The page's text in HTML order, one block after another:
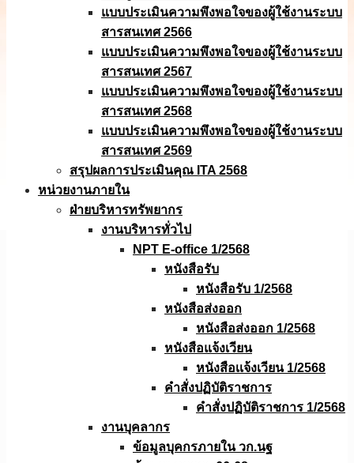
แบบประเมินความพึงพอใจของผู้ใช้งานระบบ
สารสนเทศ 2566
แบบประเมินความพึงพอใจของผู้ใช้งานระบบ
สารสนเทศ 2567
แบบประเมินความพึงพอใจของผู้ใช้งานระบบ
สารสนเทศ 2568
แบบประเมินความพึงพอใจของผู้ใช้งานระบบ
สารสนเทศ 2569
สรุปผลการประเมินคุณ ITA 2568
หน่วยงานภายใน
ฝ่ายบริหารทรัพยากร
งานบริหารทั่วไป
NPT E-office 1/2568
หนังสือรับ
หนังสือรับ 1/2568
หนังสือส่งออก
หนังสือส่งออก 1/2568
หนังสือแจ้งเวียน
หนังสือเเจ้งเวียน 1/2568
คำสั่งปฏิบัติราชการ
คำสั่งปฏิบัติราชการ 1/2568
งานบุคลากร
ข้อมูลบุคกรภายใน วก.นฐ